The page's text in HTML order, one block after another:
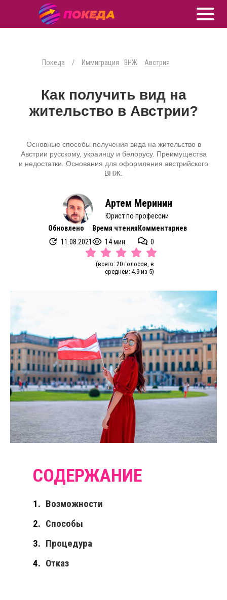
Покеда / Иммиграция ВНЖ Австрия
Как получить вид на
жительство в Австрии?
Основные способы получения вида на жительство в
Австрии русскому, украинцу и белорусу. Преимущества
и недостатки. Основания для оформления австрийского
ВНЖ.
Артем Меринин
Юрист по профессии
Обновлено
11.08.2021
Время чтения
14 мин.
Комментариев
0
(всего: 20 голосов, в
среднем: 4.9 из 5)
Возможности
Способы
Процедура
Отказ